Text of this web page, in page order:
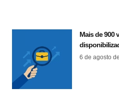
Mais de 900
6 de agosto